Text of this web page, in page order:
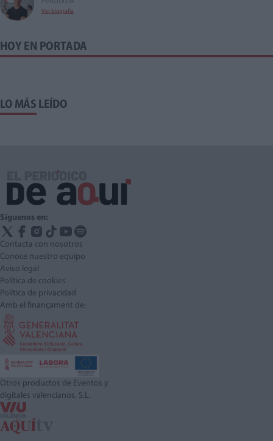
PERIODISTA
Ver biografía
HOY EN PORTADA
LO MÁS LEÍDO
Síguenos en:
Contacta con nosotros
Conoce nuestro equipo
Aviso legal
Política de cookies
Política de privacidad
Amb el finançament de:
Otros productos de Eventos y
digitales valencianos, S.L.